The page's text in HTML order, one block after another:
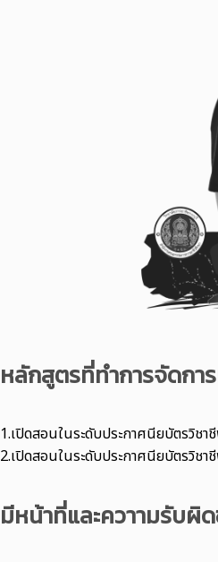
หลักสูตรที่ทำการจัดกา
1.เปิดสอนในระดับประกาศนียบัตรวิชา
2.เปิดสอนในระดับประกาศนียบัตรวิช
มีหน้าที่และควาามรับผิ